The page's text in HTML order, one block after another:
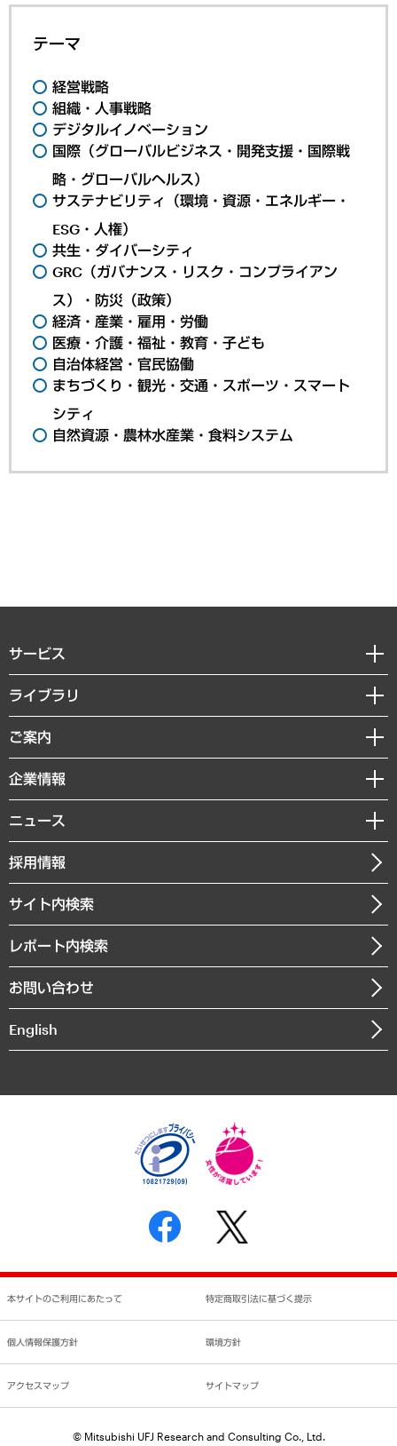
テーマ
経営戦略
組織・人事戦略
デジタルイノベーション
国際（グローバルビジネス・開発支援・国際戦
略・グローバルヘルス）
サステナビリティ（環境・資源・エネルギー・
ESG・人権）
共生・ダイバーシティ
GRC（ガバナンス・リスク・コンプライアン
ス）・防災（政策）
経済・産業・雇用・労働
医療・介護・福祉・教育・子ども
自治体経営・官民協働
まちづくり・観光・交通・スポーツ・スマート
シティ
自然資源・農林水産業・食料システム
サービス
経営戦略
組織・人事戦略
デジタルイノベーション
共生・ダイバーシティ
GRC（ガバナンス・リスク・コンプライアンス）・防災（政策）
経済・産業・雇用・労働
まちづくり・観光・交通・スポーツ・スマートシティ
自然資源・農林水産業・食料システム
ライブラリ
経済調査
レポート
コラム
経営用語集
受託・受注実績（官公庁関連）
メディア掲載・出演
ご案内
セミナー・イベント情報
MUFGビジネスセミナー
受託案件情報
企業情報
私たちの想い
社長メッセージ
会社概要
沿革
組織図・本部部室紹介
インドネシア現地法人
個人情報保護方針
反社会的勢力に対する基本方針
書面による個人情報の開示等の請求の手続きについて
ニュース
ニュースリリース
お知らせ
採用情報
サイト内検索
レポート内検索
お問い合わせ
English
本サイトのご利用にあたって 特定商取引法に基づく提示
個人情報保護方針 環境方針
アクセスマップ サイトマップ
© Mitsubishi UFJ Research and Consulting Co., Ltd.